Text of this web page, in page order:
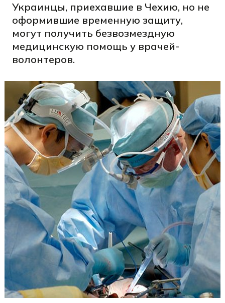
Украинцы, приехавшие в Чехию, но не
оформившие временную защиту,
могут получить безвозмездную
медицинскую помощь у врачей-
волонтеров.